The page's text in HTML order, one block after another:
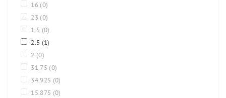
16 (0)
23 (0)
1.5 (0)
2.5 (1)
2 (0)
31.75 (0)
34.925 (0)
15.875 (0)